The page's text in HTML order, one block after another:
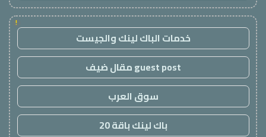
!
خدمات الباك لينك والجيست
guest post مقال ضيف
سوق العرب
باك لينك باقة 20